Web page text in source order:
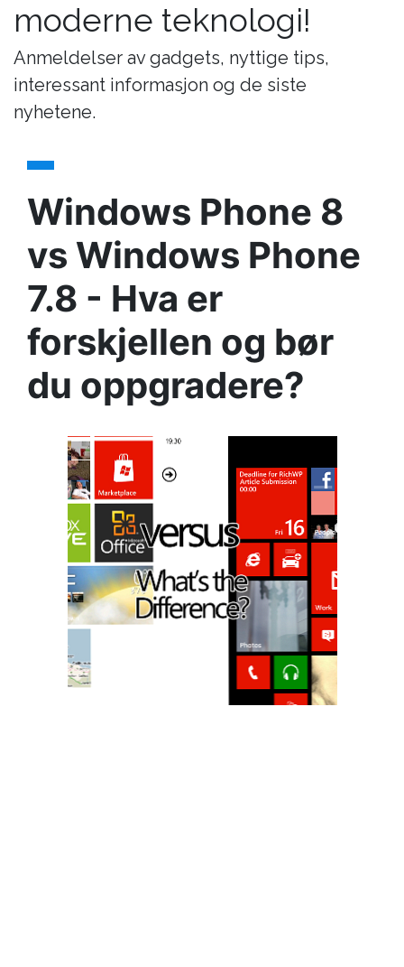
moderne teknologi!
Anmeldelser av gadgets, nyttige tips,
interessant informasjon og de siste
nyhetene.
Windows Phone 8
vs Windows Phone
7.8 - Hva er
forskjellen og bør
du oppgradere?